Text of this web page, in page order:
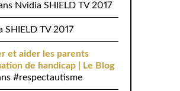
Nvidia SHIELD TV 2017
SHIELD TV 2017
et aider les parents
de handicap | Le Blog
#respectautisme